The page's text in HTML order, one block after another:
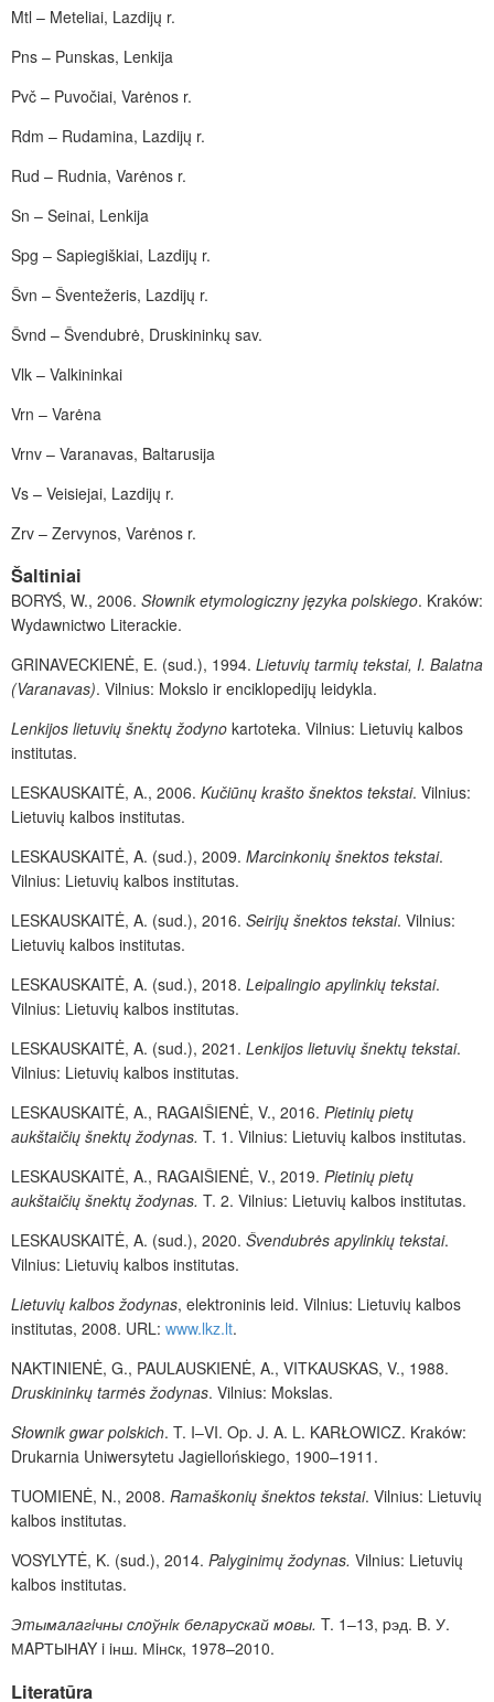
Mtl – Meteliai, Lazdijų r.
Pns – Punskas, Lenkija
Pvč – Puvočiai, Varėnos r.
Rdm – Rudamina, Lazdijų r.
Rud – Rudnia, Varėnos r.
Sn – Seinai, Lenkija
Spg – Sapiegiškiai, Lazdijų r.
Švn – Šventežeris, Lazdijų r.
Švnd – Švendubrė, Druskininkų sav.
Vlk – Valkininkai
Vrn – Varėna
Vrnv – Varanavas, Baltarusija
Vs – Veisiejai, Lazdijų r.
Zrv – Zervynos, Varėnos r.
Šaltiniai
BORYŚ, W., 2006. Słownik etymologiczny języka polskiego. Kraków:
Wydawnictwo Literackie.
GRINAVECKIENĖ, E. (sud.), 1994. Lietuvių tarmių tekstai, I. Balatna
(Varanavas). Vilnius: Mokslo ir enciklopedijų leidykla.
Lenkijos lietuvių šnektų žodyno kartoteka. Vilnius: Lietuvių kalbos
institutas.
LESKAUSKAITĖ, A., 2006. Kučiūnų krašto šnektos tekstai. Vilnius:
Lietuvių kalbos institutas.
LESKAUSKAITĖ, A. (sud.), 2009. Marcinkonių šnektos tekstai.
Vilnius: Lietuvių kalbos institutas.
LESKAUSKAITĖ, A. (sud.), 2016. Seirijų šnektos tekstai. Vilnius:
Lietuvių kalbos institutas.
LESKAUSKAITĖ, A. (sud.), 2018. Leipalingio apylinkių tekstai.
Vilnius: Lietuvių kalbos institutas.
LESKAUSKAITĖ, A. (sud.), 2021. Lenkijos lietuvių šnektų tekstai.
Vilnius: Lietuvių kalbos institutas.
LESKAUSKAITĖ, A., RAGAIŠIENĖ, V., 2016. Pietinių pietų
aukštaičių šnektų žodynas. T. 1. Vilnius: Lietuvių kalbos institutas.
LESKAUSKAITĖ, A., RAGAIŠIENĖ, V., 2019. Pietinių pietų
aukštaičių šnektų žodynas. T. 2. Vilnius: Lietuvių kalbos institutas.
LESKAUSKAITĖ, A. (sud.), 2020. Švendubrės apylinkių tekstai.
Vilnius: Lietuvių kalbos institutas.
Lietuvių kalbos žodynas, elektroninis leid. Vilnius: Lietuvių kalbos
institutas, 2008. URL: www.lkz.lt.
NAKTINIENĖ, G., PAULAUSKIENĖ, A., VITKAUSKAS, V., 1988.
Druskininkų tarmės žodynas. Vilnius: Mokslas.
Słownik gwar polskich. T. I–VI. Op. J. A. L. KARŁOWICZ. Kraków:
Drukarnia Uniwersytetu Jagiellońskiego, 1900–1911.
TUOMIENĖ, N., 2008. Ramaškonių šnektos tekstai. Vilnius: Lietuvių
kalbos institutas.
VOSYLYTĖ, K. (sud.), 2014. Palyginimų žodynas. Vilnius: Lietuvių
kalbos institutas.
Эmымaлaгiчны cлoўнiк бeлaруcкaй мoвы. T. 1–13, pэд. B. У.
МAPТЫНAY i iнш. Мiнcк, 1978–2010.
Literatūra